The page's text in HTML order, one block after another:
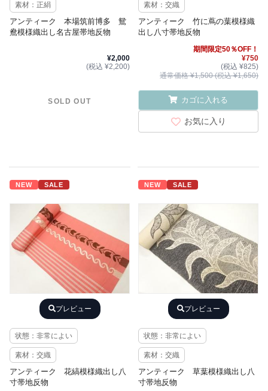
素材：正絹
アンティーク 本場筑前博多 鴛
鴦模様織出し名古屋帯地反物
¥2,000
(税込 ¥2,200)
SOLD OUT
素材：交織
アンティーク 竹に蔦の葉模様織
出し八寸帯地反物
期間限定50％OFF！
¥750
(税込 ¥825)
通常価格 ¥1,500 (税込 ¥1,650)
カゴに入れる
お気に入り
NEW SALE
プレビュー
状態：非常によい
素材：交織
アンティーク 花縞模様織出し八
寸帯地反物
NEW SALE
プレビュー
状態：非常によい
素材：交織
アンティーク 草葉模様織出し八
寸帯地反物